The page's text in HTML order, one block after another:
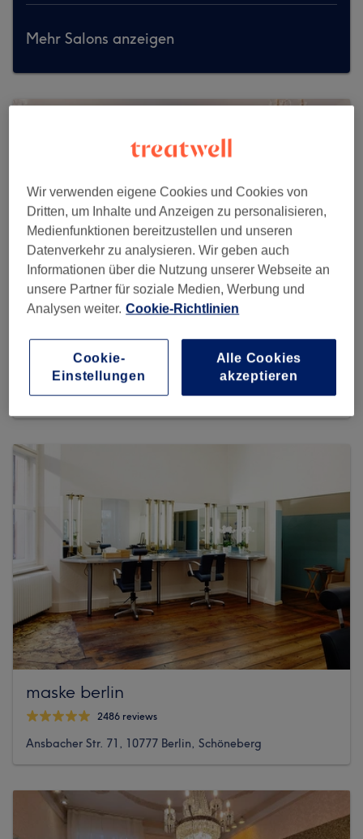
Mehr Salons anzeigen
Cut by Riad
371 reviews
Eisenacher Straße 108, Schöneberg, 10777 Berlin
maske berlin
2486 reviews
Ansbacher Str. 71, 10777 Berlin, Schöneberg
Wir verwenden eigene Cookies und Cookies von
Dritten, um Inhalte und Anzeigen zu personalisieren,
Medienfunktionen bereitzustellen und unseren
Datenverkehr zu analysieren. Wir geben auch
Informationen über die Nutzung unserer Webseite an
unsere Partner für soziale Medien, Werbung und
Analysen weiter. Cookie-Richtlinien
Cookie-
Einstellungen
Alle Cookies
akzeptieren